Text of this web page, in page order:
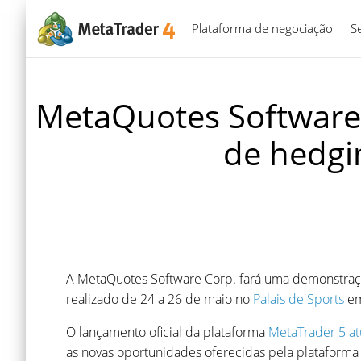
Plataforma de negociação
MetaQuotes
de
A MetaQuotes Software Corp. fará uma
realizado de 24 a 26 de maio no Palais de Sports
O lançamento oficial da plataforma MetaTrader 5
as novas oportunidades oferecidas pela